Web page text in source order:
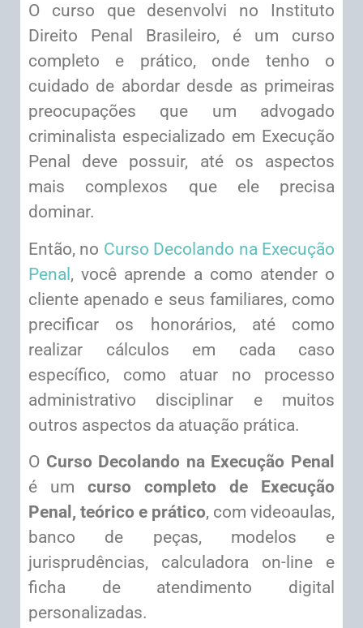
O curso que desenvolvi no Instituto
Direito Penal Brasileiro, é um curso
completo e prático, onde tenho o
cuidado de abordar desde as primeiras
preocupações que um advogado
criminalista especializado em Execução
Penal deve possuir, até os aspectos
mais complexos que ele precisa
dominar.
Então, no Curso Decolando na Execução
Penal , você aprende a como atender o
cliente apenado e seus familiares, como
precificar os honorários, até como
realizar cálculos em cada caso
específico, como atuar no processo
administrativo disciplinar e muitos
outros aspectos da atuação prática.
O Curso Decolando na Execução Penal
é um curso completo de Execução
Penal, teórico e prático, com videoaulas,
banco de peças, modelos e
jurisprudências, calculadora on-line e
ficha de atendimento digital
personalizadas.